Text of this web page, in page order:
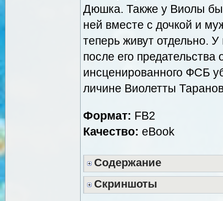
Дюшка. Также у Виолы
ней вместе с дочкой и
теперь живут отдельно.
после его
инсценированного ФСБ
личине Виолетты
Формат: FB2
Качество: eBook
Содержание
Скриншоты